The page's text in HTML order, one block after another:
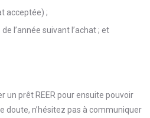
acceptée) ;
l’année suivant l’achat ; et
un prêt REER pour ensuite pouvoir
doute, n’hésitez pas à communiquer